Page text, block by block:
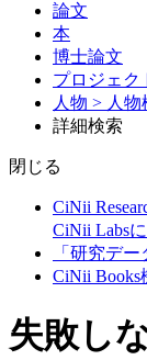
論文
本
博士論文
プロジェク
人物 > 人物
詳細検索
閉じる
CiNii
CiNii Labs
「研究デ
CiNii
失敗し